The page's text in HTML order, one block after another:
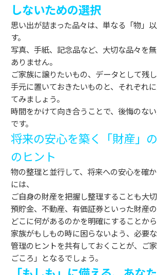
しないための選択
思い出が詰まった品々は、単なる「物」
す。
写真、手紙、記念品など、大切な品々を
ありません。
ご家族に譲りたいもの、データとして残し
手元に置いておきたいものと、それぞれ
てみましょう。
時間をかけて向き合うことで、後悔のな
です。
将来の安心を築く「財産」
のヒント
物の整理と並行して、将来への安心を確
には、
ご自身の財産を把握し整理することも大切
預貯金、不動産、有価証券といった財産の
どこに何があるのかを明確にすることから
家族がもしもの時に困らないよう、必要な
管理のヒントを共有しておくことが、ご
ごころ」となるでしょう。